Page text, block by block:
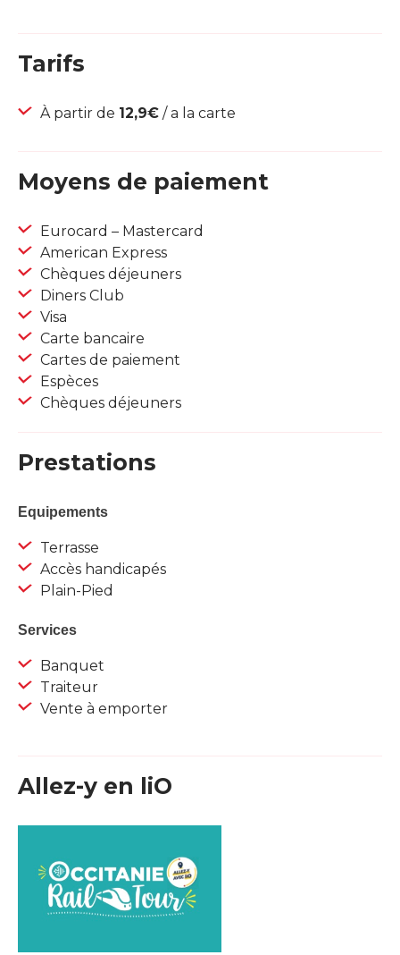
Tarifs
À partir de 12,9€ / a la carte
Moyens de paiement
Eurocard – Mastercard
American Express
Chèques déjeuners
Diners Club
Visa
Carte bancaire
Cartes de paiement
Espèces
Chèques déjeuners
Prestations
Equipements
Terrasse
Accès handicapés
Plain-Pied
Services
Banquet
Traiteur
Vente à emporter
Allez-y en liO